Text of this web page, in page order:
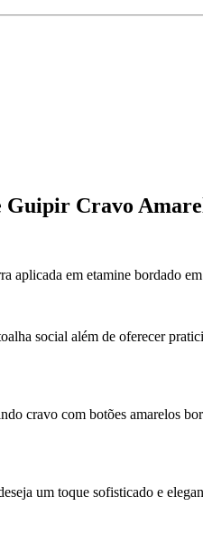
Guipir Cravo
aplicada em etamine bordado
social além de oferecer
cravo com botões amarelos
um toque sofisticado e